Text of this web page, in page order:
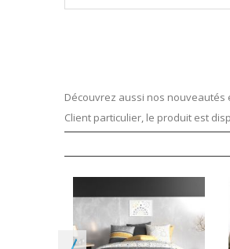
Découvrez aussi nos nouveautés
Client particulier, le produit est